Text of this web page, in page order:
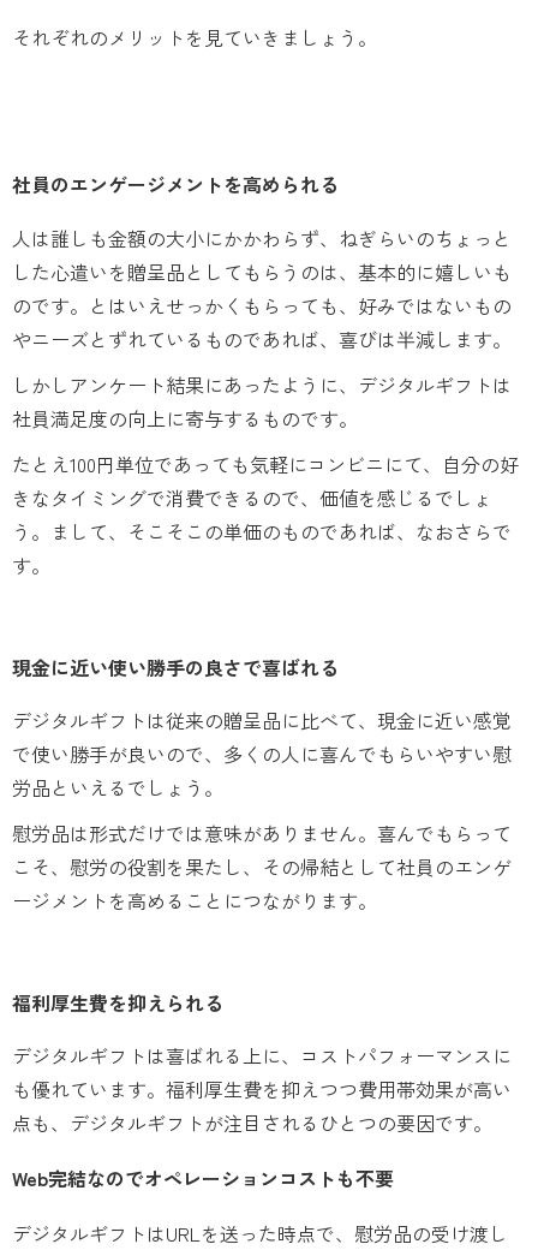
それぞれのメリットを見ていきましょう。
社員のエンゲージメントを高められる
人は誰しも金額の大小にかかわらず、ねぎらいのちょっと
した心遣いを贈呈品としてもらうのは、基本的に嬉しいも
のです。とはいえせっかくもらっても、好みではないもの
やニーズとずれているものであれば、喜びは半減します。
しかしアンケート結果にあったように、デジタルギフトは
社員満足度の向上に寄与するものです。
たとえ100円単位であっても気軽にコンビニにて、自分の好
きなタイミングで消費できるので、価値を感じるでしょ
う。まして、そこそこの単価のものであれば、なおさらで
す。
現金に近い使い勝手の良さで喜ばれる
デジタルギフトは従来の贈呈品に比べて、現金に近い感覚
で使い勝手が良いので、多くの人に喜んでもらいやすい慰
労品といえるでしょう。
慰労品は形式だけでは意味がありません。喜んでもらって
こそ、慰労の役割を果たし、その帰結として社員のエンゲ
ージメントを高めることにつながります。
福利厚生費を抑えられる
デジタルギフトは喜ばれる上に、コストパフォーマンスに
も優れています。福利厚生費を抑えつつ費用帯効果が高い
点も、デジタルギフトが注目されるひとつの要因です。
Web完結なのでオペレーションコストも不要
デジタルギフトはURLを送った時点で、慰労品の受け渡し